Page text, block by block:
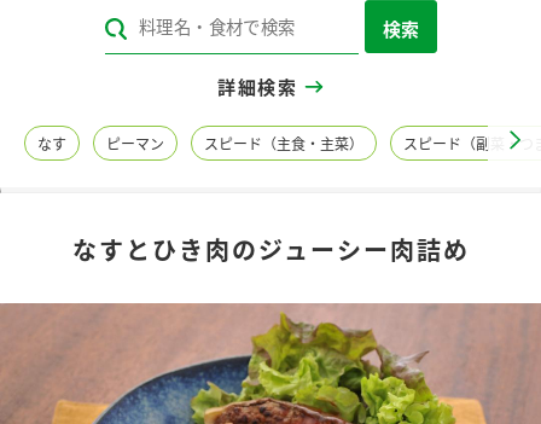
レシピカテゴリ一覧
レシピ名特集
商品情報
酢 調味酢
検索
詳細検索
なす ピーマン スピード（主食・主菜） スピード（副菜・つ
なすとひき肉のジューシー肉詰め